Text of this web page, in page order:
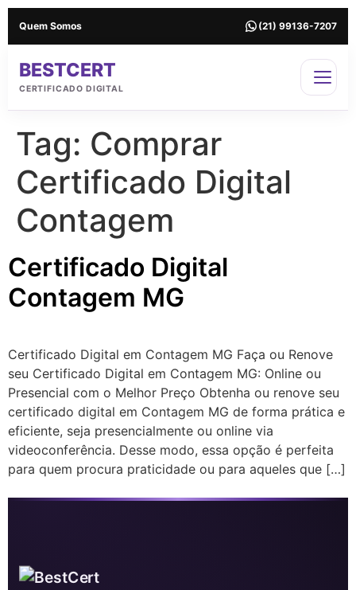
Quem Somos (21) 99136-7207
BESTCERT
CERTIFICADO DIGITAL
Tag: Comprar
Certificado Digital
Contagem
Certificado Digital
Contagem MG
Certificado Digital em Contagem MG Faça ou Renove
seu Certificado Digital em Contagem MG: Online ou
Presencial com o Melhor Preço Obtenha ou renove seu
certificado digital em Contagem MG de forma prática e
eficiente, seja presencialmente ou online via
videoconferência. Desse modo, essa opção é perfeita
para quem procura praticidade ou para aqueles que […]